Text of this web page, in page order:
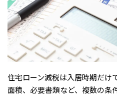
住宅ローン減税は入居時期だけ
面積、必要書類など、複数の条